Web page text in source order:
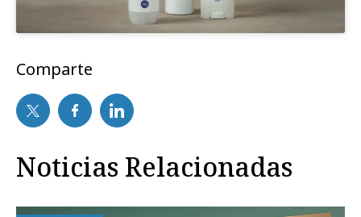
Comparte
Noticias Relacionadas